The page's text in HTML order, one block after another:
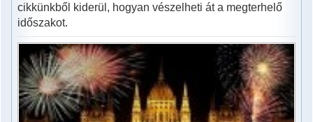
cikkünkből kiderül, hogyan vészelheti át a megterhelő
időszakot.